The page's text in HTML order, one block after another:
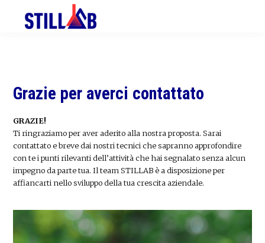
primary
primary
Grazie per averci contattato
GRAZIE!
Ti ringraziamo per aver aderito alla nostra proposta. Sarai
contattato e breve dai nostri tecnici che sapranno approfondire
con te i punti rilevanti dell’attività che hai segnalato senza alcun
impegno da parte tua. Il team STILLAB è a disposizione per
affiancarti nello sviluppo della tua crescita aziendale.